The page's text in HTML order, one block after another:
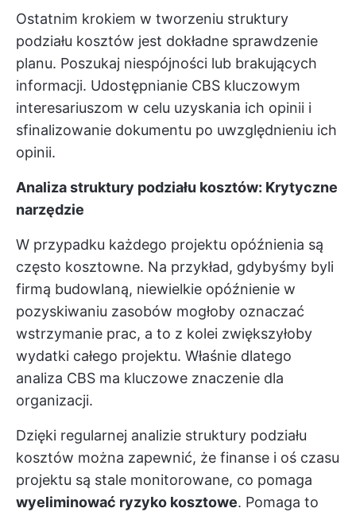
Ostatnim krokiem w tworzeniu struktury
podziału kosztów jest dokładne sprawdzenie
planu. Poszukaj niespójności lub brakujących
informacji. Udostępnianie CBS kluczowym
interesariuszom w celu uzyskania ich opinii i
sfinalizowanie dokumentu po uwzględnieniu ich
opinii.
Analiza struktury podziału kosztów: Krytyczne
narzędzie
W przypadku każdego projektu opóźnienia są
często kosztowne. Na przykład, gdybyśmy byli
firmą budowlaną, niewielkie opóźnienie w
pozyskiwaniu zasobów mogłoby oznaczać
wstrzymanie prac, a to z kolei zwiększyłoby
wydatki całego projektu. Właśnie dlatego
analiza CBS ma kluczowe znaczenie dla
organizacji.
Dzięki regularnej analizie struktury podziału
kosztów można zapewnić, że finanse i oś czasu
projektu są stale monitorowane, co pomaga
wyeliminować ryzyko kosztowe. Pomaga to